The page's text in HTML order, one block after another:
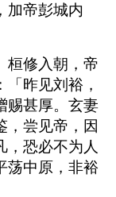
加帝彭城内
桓修入朝，帝
昨见刘裕，
赐甚厚。玄妻
，尝见帝，因
，恐必不为人
荡中原，非裕